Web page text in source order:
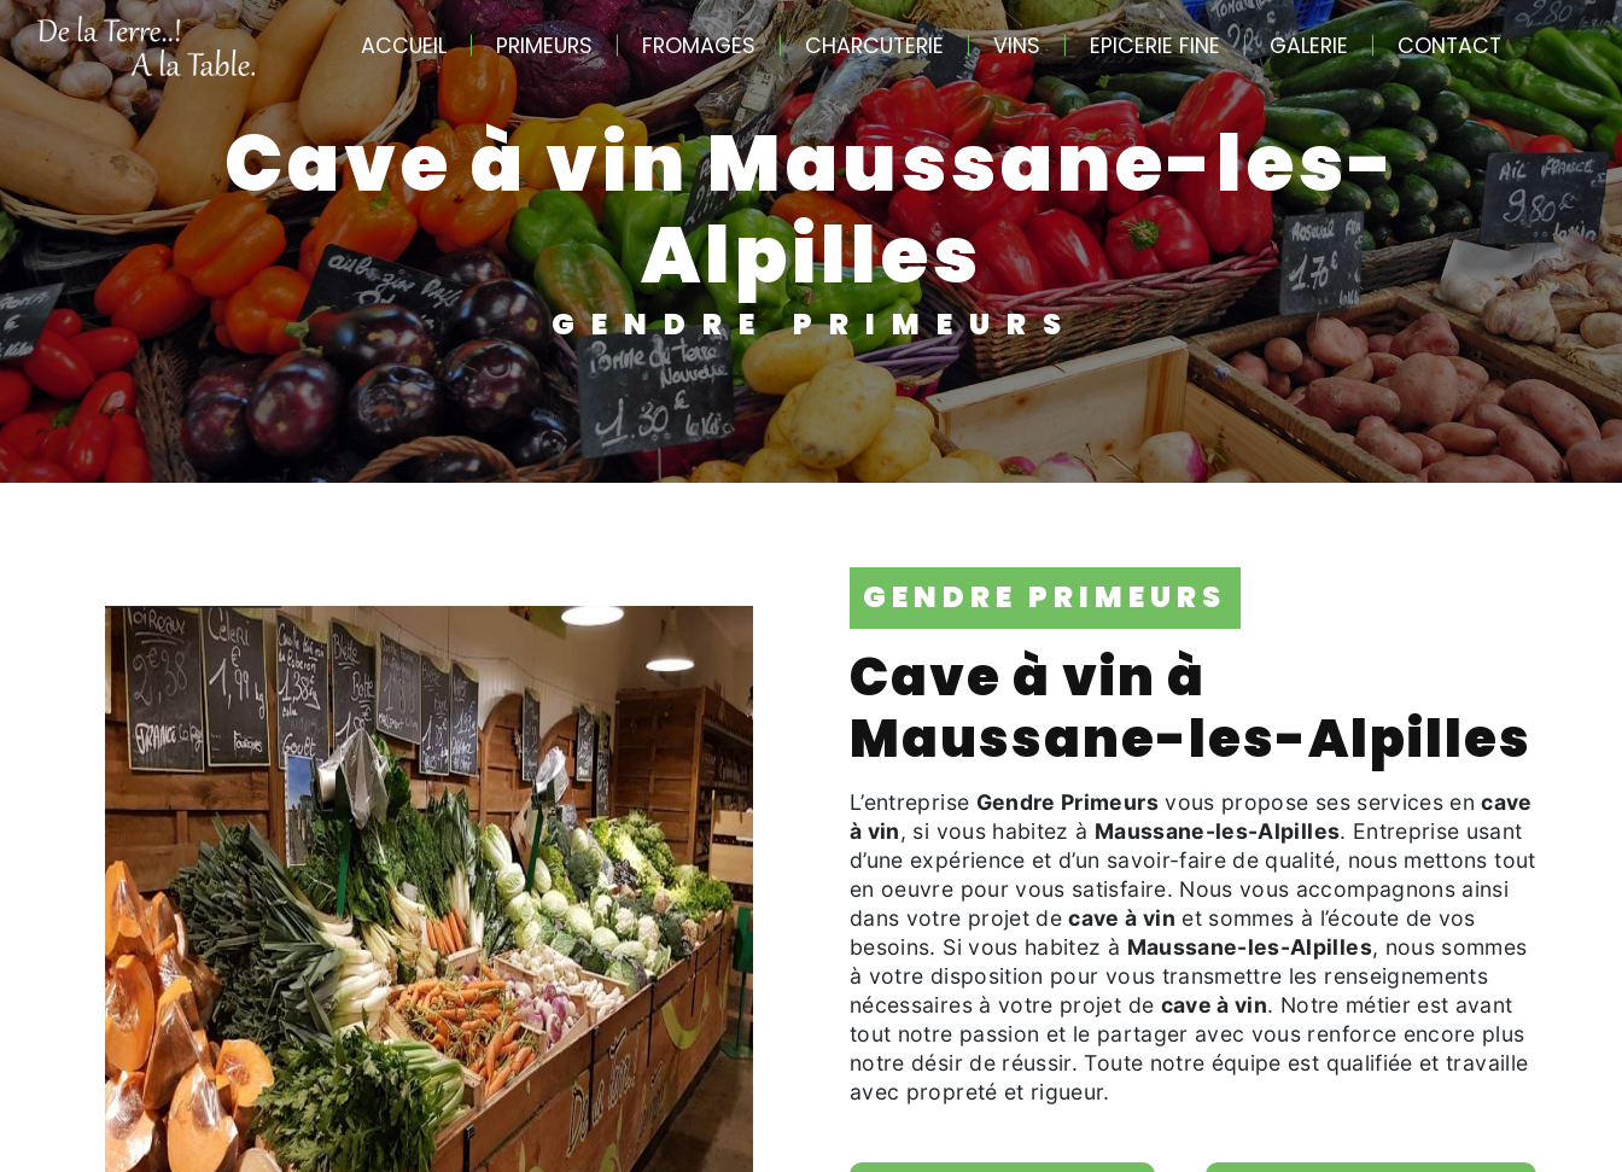
ACCUEIL PRIMEURS FROMAGES CHARCUTERIE VINS EPICERIE FINE GALERIE CONTACT
cave à vin Maussane-les-
Alpilles
GENDRE PRIMEURS
GENDRE PRIMEURS
cave à vin à
Maussane-les-Alpilles
L’entreprise Gendre Primeursvous propose ses services encave
à vin, si vous habitez à Maussane-les-Alpilles. Entreprise usant
d’une expérience et d’un savoir-faire de qualité, nous mettons tout
en oeuvre pour vous satisfaire. Nous vous accompagnons ainsi
dans votre projet decave à vin et sommes à l’écoute de vos
besoins. Si vous habitez à Maussane-les-Alpilles, nous sommes
à votre disposition pour vous transmettre les renseignements
nécessaires à votre projet de cave à vin. Notre métier est avant
tout notre passion et le partager avec vous renforce encore plus
notre désir de réussir. Toute notre équipe est qualifiée et travaille
avec propreté et rigueur.
Panneau de gestion des cookies